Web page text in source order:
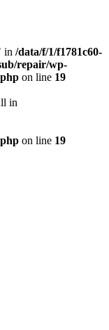
in /data/f/1/f1781c60-
repair/wp-
on line 19
in
on line 19